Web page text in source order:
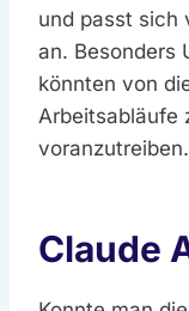
und passt sich
an. Besonders
könnten von
Arbeitsabläufe
voranzutreiben.
Claude